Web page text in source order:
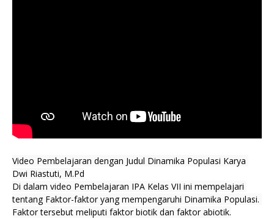
Video Pembelajaran dengan Judul Dinamika Populasi Karya
Dwi Riastuti, M.Pd
Di dalam video Pembelajaran IPA Kelas VII ini mempelajari
tentang Faktor-faktor yang mempengaruhi Dinamika Populasi.
Faktor tersebut meliputi faktor biotik dan faktor abiotik.